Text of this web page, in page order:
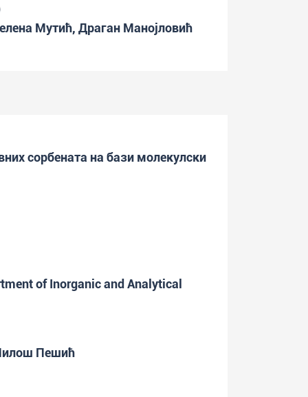
Мутић, Драган Манојловић
сорбената на бази молекулски
of Inorganic and Analytical
Пешић